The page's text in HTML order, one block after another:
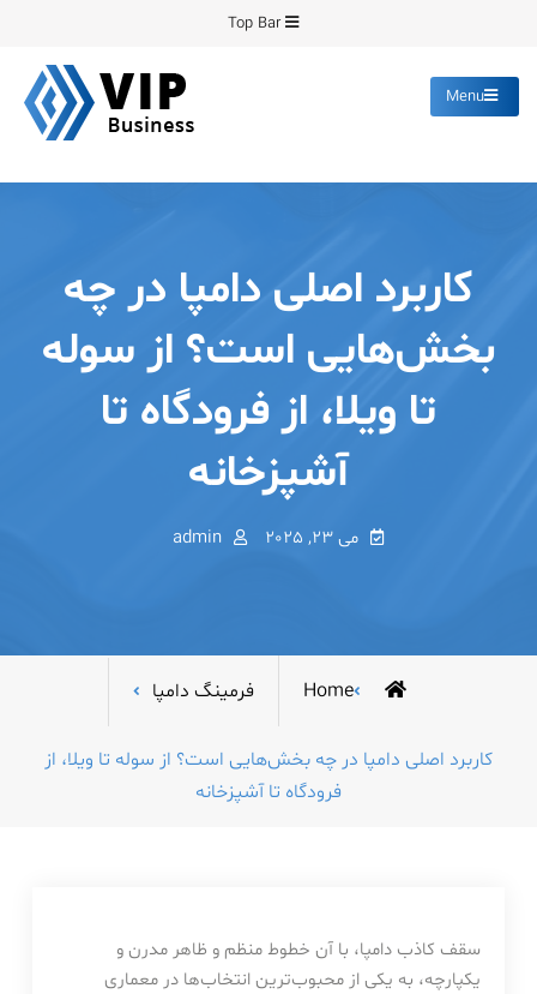
content
Top Bar
Menu
کاربرد اصلی دامپا در چه
بخش‌هایی است؟ از سوله
تا ویلا، از فرودگاه تا
آشپزخانه
می 23, 2025 admin
Home فرمینگ دامپا
کاربرد اصلی دامپا در چه بخش‌هایی است؟ از سوله تا ویلا، از
فرودگاه تا آشپزخانه
سقف کاذب دامپا، با آن خطوط منظم و ظاهر مدرن و
یکپارچه، به یکی از محبوب‌ترین انتخاب‌ها در معماری